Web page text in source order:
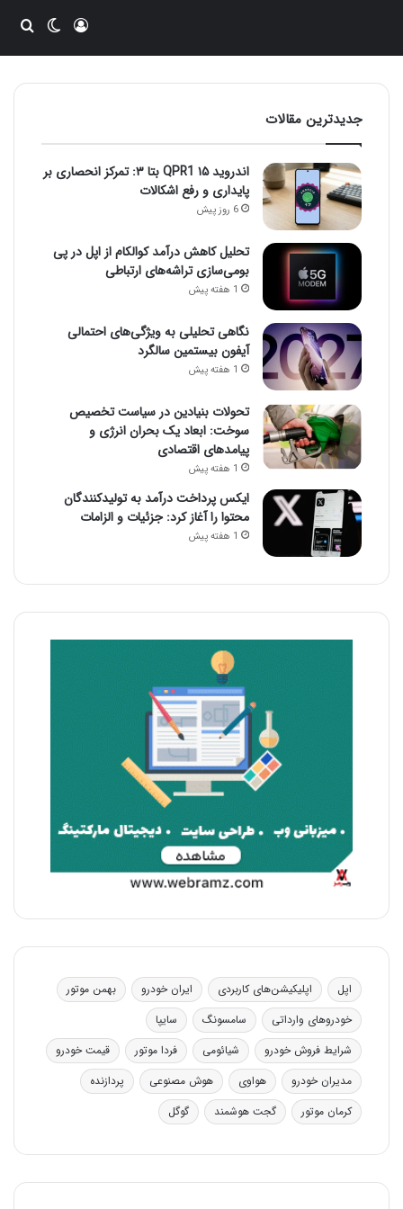
ورودتغییر
جدیدترین مقالات
اندروید ۱۵ QPR1 بتا ۳: تمرکز انحصاری بر
پایداری و رفع اشکالات
6 روز پیش
تحلیل کاهش درآمد کوالکام از اپل در پی
بومی‌سازی تراشه‌های ارتباطی
1 هفته پیش
نگاهی تحلیلی به ویژگی‌های احتمالی
آیفون بیستمین سالگرد
1 هفته پیش
تحولات بنیادین در سیاست تخصیص
سوخت: ابعاد یک بحران انرژی و
پیامدهای اقتصادی
1 هفته پیش
ایکس پرداخت درآمد به تولیدکنندگان
محتوا را آغاز کرد: جزئیات و الزامات
1 هفته پیش
اپل اپلیکیشن‌های کاربردی ایران خودرو
بهمن موتور
خودروهای وارداتی
سامسونگ
سایپا
شرایط فروش خودرو
شیائومی فردا موتور
قیمت خودرو
مدیران خودرو
هواوی هوش مصنوعی
پردازنده
کرمان موتور
گجت هوشمند گوگل